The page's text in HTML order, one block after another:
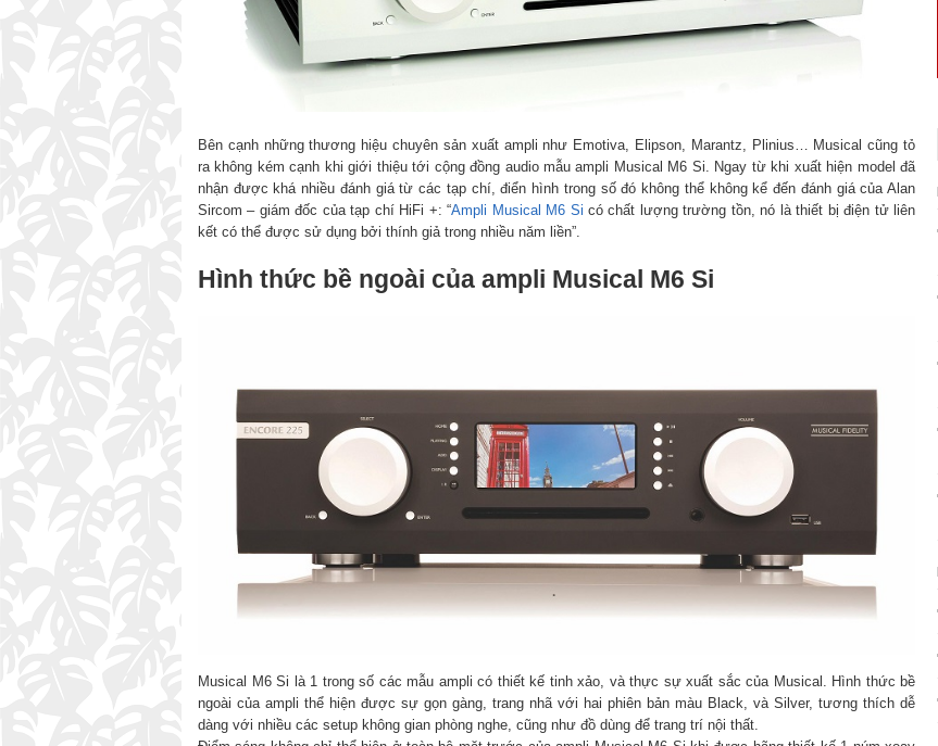
Bên cạnh những thương hiệu chuyên sản xuất ampli như Emotiva, Elipson, Marantz, Plinius… Musical cũng tỏ
ra không kém cạnh khi giới thiệu tới cộng đồng audio mẫu ampli Musical M6 Si. Ngay từ khi xuất hiện model đã
nhận được khá nhiều đánh giá từ các tạp chí, điển hình trong số đó không thể không kể đến đánh giá của Alan
Sircom – giám đốc của tạp chí HiFi +: “Ampli Musical M6 Si có chất lượng trường tồn, nó là thiết bị điện tử liên
kết có thể được sử dụng bởi thính giả trong nhiều năm liền”.
Hình thức bề ngoài của ampli Musical M6 Si
Musical M6 Si là 1 trong số các mẫu ampli có thiết kế tinh xảo, và thực sự xuất sắc của Musical. Hình thức bề
ngoài của ampli thể hiện được sự gọn gàng, trang nhã với hai phiên bản màu Black, và Silver, tương thích dễ
dàng với nhiều các setup không gian phòng nghe, cũng như đồ dùng để trang trí nội thất.